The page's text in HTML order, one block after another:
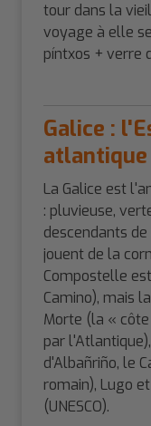
tour dans la
voyage à elle
píntxos + verre
Galice :
atlantique
La Galice est
: pluvieuse,
descendants
jouent de la
Compostelle
Camino), mais
Morte (la «
par
d'Albañriño, le
romain), Lugo
(UNESCO).